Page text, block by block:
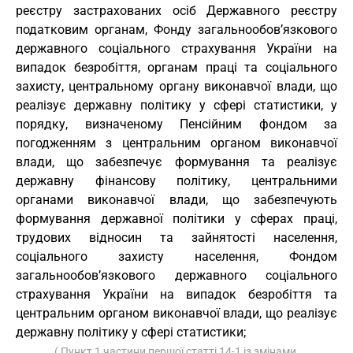
реєстру застрахованих осіб Державного реєстру
податковим органам, Фонду загальнообов’язкового
державного соціального страхування України на
випадок безробіття, органам праці та соціального
захисту, центральному органу виконавчої влади, що
реалізує державну політику у сфері статистики, у
порядку, визначеному Пенсійним фондом за
погодженням з центральним органом виконавчої
влади, що забезпечує формування та реалізує
державну фінансову політику, центральними
органами виконавчої влади, що забезпечують
формування державної політики у сферах праці,
трудових відносин та зайнятості населення,
соціального захисту населення, Фондом
загальнообов’язкового державного соціального
страхування України на випадок безробіття та
центральним органом виконавчої влади, що реалізує
державну політику у сфері статистики;